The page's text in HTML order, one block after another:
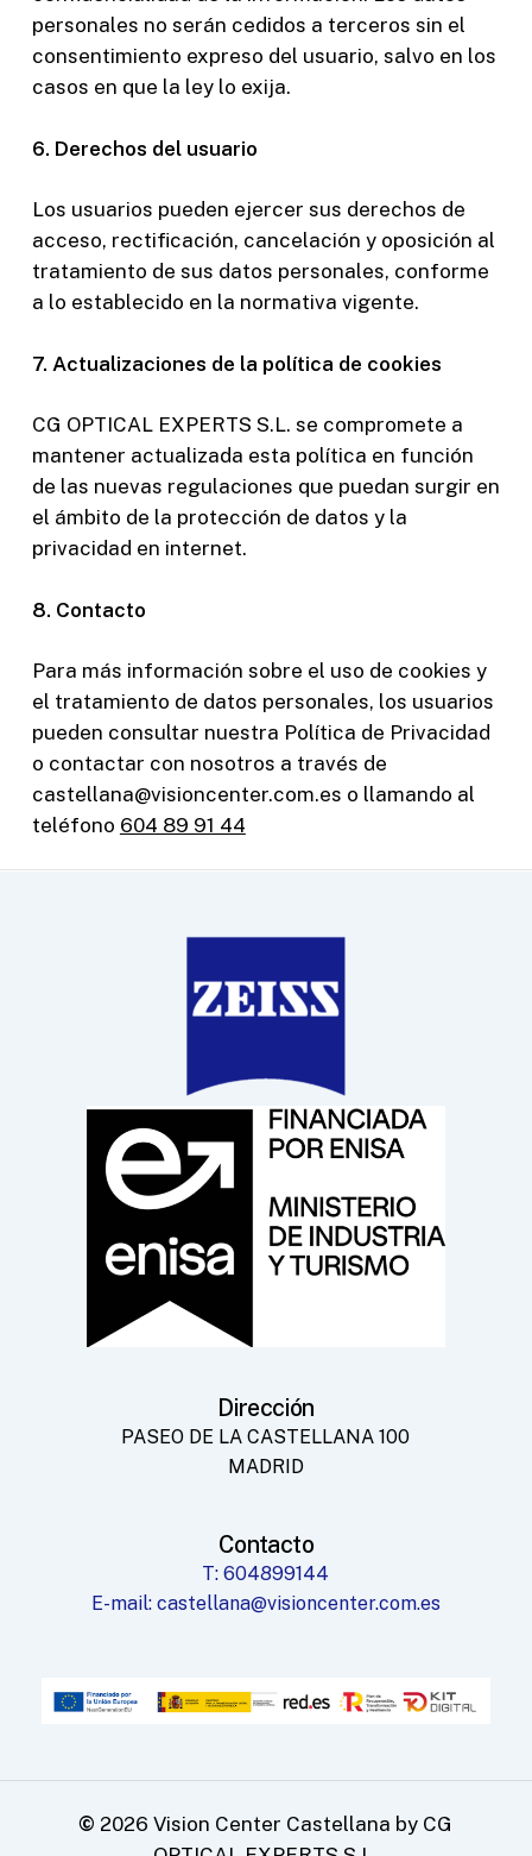
personales no serán cedidos a terceros sin el
consentimiento expreso del usuario, salvo en los
casos en que la ley lo exija.
6. Derechos del usuario
Los usuarios pueden ejercer sus derechos de
acceso, rectificación, cancelación y oposición al
tratamiento de sus datos personales, conforme
a lo establecido en la normativa vigente.
7. Actualizaciones de la política de cookies
CG OPTICAL EXPERTS S.L. se compromete a
mantener actualizada esta política en función
de las nuevas regulaciones que puedan surgir en
el ámbito de la protección de datos y la
privacidad en internet.
8. Contacto
Para más información sobre el uso de cookies y
el tratamiento de datos personales, los usuarios
pueden consultar nuestra Política de Privacidad
o contactar con nosotros a través de
castellana@visioncenter.com.es o llamando al
teléfono 604 89 91 44
Dirección
PASEO DE LA CASTELLANA 100
MADRID
Contacto
T: 604899144
E-mail: castellana@visioncenter.com.es
© 2026 Vision Center Castellana by CG